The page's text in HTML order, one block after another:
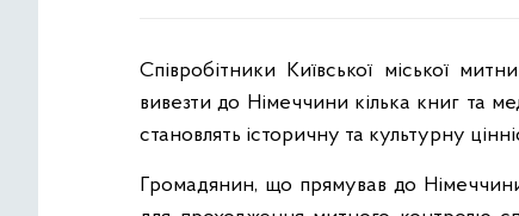
Співробітники Київської міської
вивезти до Німеччини кілька книг та
становлять історичну та культурну
Громадянин, що прямував до